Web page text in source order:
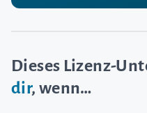
Dieses Lizenz-
dir, wenn…